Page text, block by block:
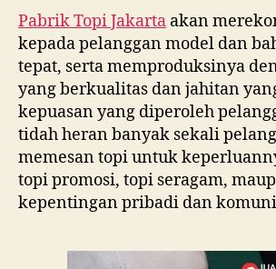
Pabrik Topi Jakarta akan
kepada pelanggan model dan
tepat, serta memproduksinya
yang berkualitas dan jahitan
kepuasan yang diperoleh
tidah heran banyak sekali
memesan topi untuk
topi promosi, topi seragam,
kepentingan pribadi dan